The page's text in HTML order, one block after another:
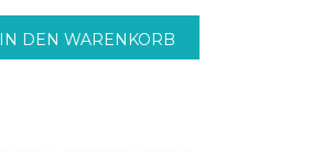
IN DEN WARENKORB